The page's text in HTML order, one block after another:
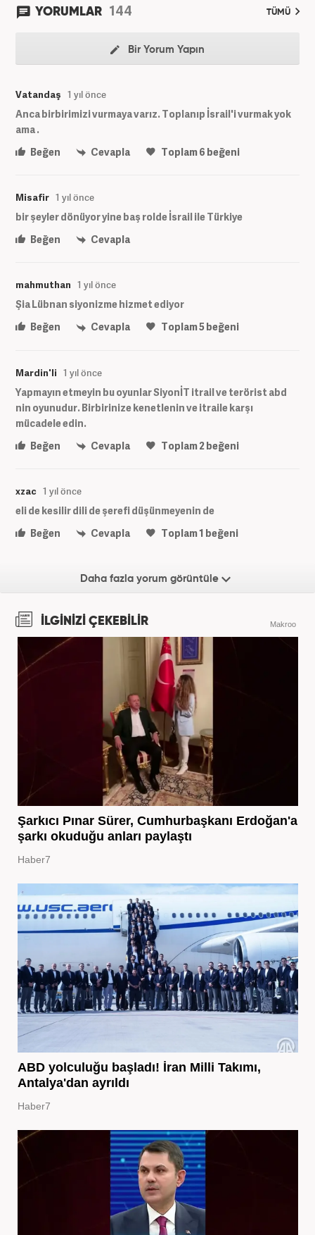
YORUMLAR 144 TÜMÜ
Bir Yorum Yapın
Vatandaş 1 yıl önce
Anca birbirimizi vurmaya varız. Toplanıp İsrail'i vurmak yok
ama .
Beğen
Cevapla Toplam6 beğeni
Misafir 1 yıl önce
bir şeyler dönüyor yine baş rolde İsrail ile Türkiye
Beğen
Cevapla
mahmuthan 1 yıl önce
Şia Lübnan siyonizme hizmet ediyor
Beğen
Cevapla Toplam5beğeni
Mardin'li 1 yıl önce
Yapmayın etmeyin bu oyunlar SiyonİT itrail ve terörist abd
nin oyunudur. Birbirinize kenetlenin ve itraile karşı
mücadele edin.
Beğen
Cevapla Toplam2 beğeni
xzac 1 yıl önce
eli de kesilir dili de şerefi düşünmeyenin de
Beğen
Cevapla Toplam1 beğeni
Daha fazla yorum görüntüle
İLGİNİZİ ÇEKEBİLİR Makroo
Şarkıcı Pınar Sürer, Cumhurbaşkanı Erdoğan'a
şarkı okuduğu anları paylaştı
Haber7
ABD yolculuğu başladı! İran Milli Takımı,
Antalya'dan ayrıldı
Haber7